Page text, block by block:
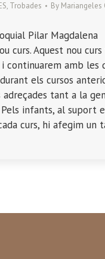
, Trobades By Mariangeles
Pilar Magdalena
curs. Aquest nou
continuarem amb les
els cursos
tant a la
infants, al suport
curs, hi afegim un